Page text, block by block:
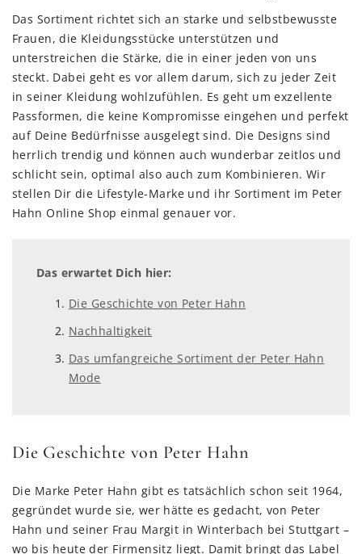
Das Sortiment richtet sich an starke und selbstbewusste
Frauen, die Kleidungsstücke unterstützen und
unterstreichen die Stärke, die in einer jeden von uns
steckt. Dabei geht es vor allem darum, sich zu jeder Zeit
in seiner Kleidung wohlzufühlen. Es geht um exzellente
Passformen, die keine Kompromisse eingehen und perfekt
auf Deine Bedürfnisse ausgelegt sind. Die Designs sind
herrlich trendig und können auch wunderbar zeitlos und
schlicht sein, optimal also auch zum Kombinieren. Wir
stellen Dir die Lifestyle-Marke und ihr Sortiment im Peter
Hahn Online Shop einmal genauer vor.
Das erwartet Dich hier:
Die Geschichte von Peter Hahn
Nachhaltigkeit
Das umfangreiche Sortiment der Peter Hahn
Mode
Die Geschichte von Peter Hahn
Die Marke Peter Hahn gibt es tatsächlich schon seit 1964,
gegründet wurde sie, wer hätte es gedacht, von Peter
Hahn und seiner Frau Margit in Winterbach bei Stuttgart –
wo bis heute der Firmensitz liegt. Damit bringt das Label